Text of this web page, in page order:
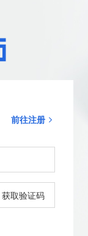
前往注册
获取验证码